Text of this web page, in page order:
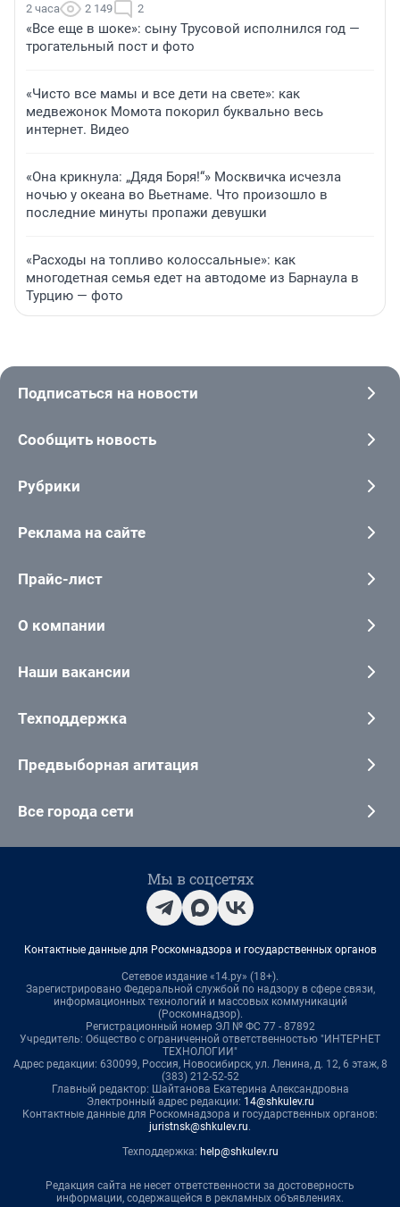
2 часа 2 149 2
«Все еще в шоке»: сыну Трусовой исполнился год —
трогательный пост и фото
«Чисто все мамы и все дети на свете»: как
медвежонок Момота покорил буквально весь
интернет. Видео
«Она крикнула: „Дядя Боря!“» Москвичка исчезла
ночью у океана во Вьетнаме. Что произошло в
последние минуты пропажи девушки
«Расходы на топливо колоссальные»: как
многодетная семья едет на автодоме из Барнаула в
Турцию — фото
Подписаться на новости
Сообщить новость
Рубрики
Реклама на сайте
Прайс-лист
О компании
Наши вакансии
Техподдержка
Предвыборная агитация
Все города сети
Мы в соцсетях
Контактные данные для Роскомнадзора и государственных органов
Сетевое издание «14.ру» (18+).
Зарегистрировано Федеральной службой по надзору в сфере связи,
информационных технологий и массовых коммуникаций
(Роскомнадзор).
Регистрационный номер ЭЛ № ФС 77 - 87892
Учредитель: Общество с ограниченной ответственностью "ИНТЕРНЕТ
ТЕХНОЛОГИИ"
Адрес редакции: 630099, Россия, Новосибирск, ул. Ленина, д. 12, 6 этаж, 8
(383) 212-52-52
Главный редактор: Шайтанова Екатерина Александровна
Электронный адрес редакции: 14@shkulev.ru
Контактные данные для Роскомнадзора и государственных органов:
juristnsk@shkulev.ru.
Техподдержка: help@shkulev.ru
Редакция сайта не несет ответственности за достоверность
информации, содержащейся в рекламных объявлениях.